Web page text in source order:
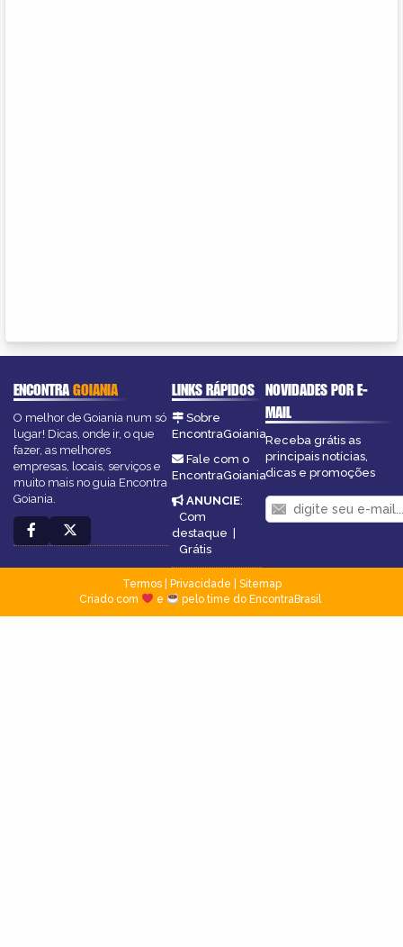
ENCONTRAGOIANIA
O melhor de Goiania num só
lugar! Dicas, onde ir, o que
fazer, as melhores
empresas, locais, serviços e
muito mais no guia Encontra
Goiania.
LINKS RÁPIDOS
Sobre
EncontraGoiania
Fale com o
EncontraGoiania
ANUNCIE:
Com
destaque
Grátis
NOVIDADES POR E-
MAIL
Receba grátis as
principais notícias,
dicas e promoções
Termos| Privacidade
Sitemap
Criado com
e pelo time do EncontraBrasil